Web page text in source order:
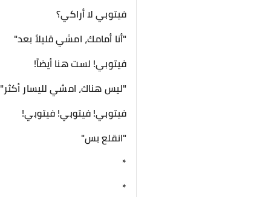
فيتوبي لا أراكي؟
"أنا أمامك، امشي قليلاً بعد"
فيتوبي! لست هنا أيضاً!
"ليس هناك، امشي لليسار أكثر"
فيتوبي! فيتوبي! فيتوبي!
"انقلع بس"
*
*